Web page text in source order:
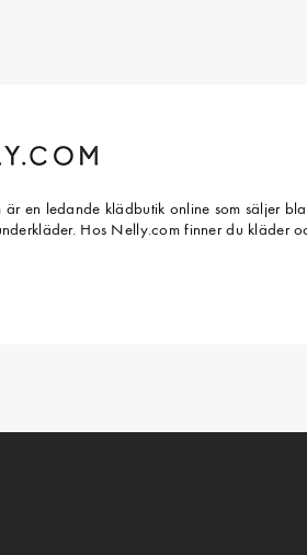
är en ledande klädbutik online som säljer
Hos Nelly.com finner du kläder